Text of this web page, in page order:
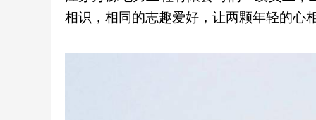
相识，相同的志趣爱好，让两颗年轻的心